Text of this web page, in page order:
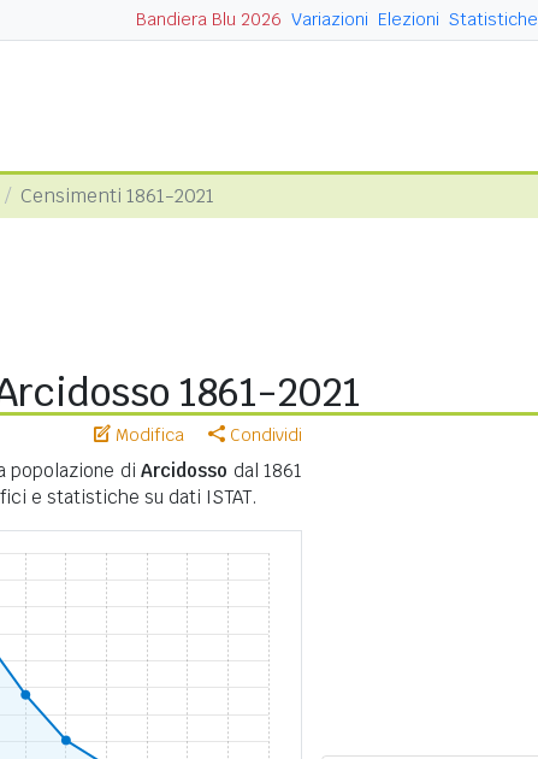
Bandiera Blu 2026 Variazioni Elezioni Statistiche
Censimenti 1861-2021
1861-2021
Modifica Condividi
popolazione diArcidosso dal 1861
e statistiche su dati ISTAT.